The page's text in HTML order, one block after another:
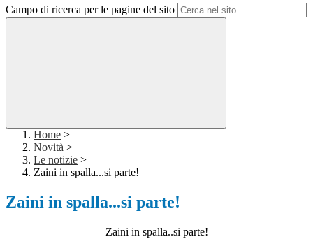
Campo di ricerca per le pagine del sito
Home >
Novità >
Le notizie >
Zaini in spalla...si parte!
Zaini in spalla...si parte!
Zaini in spalla..si parte!